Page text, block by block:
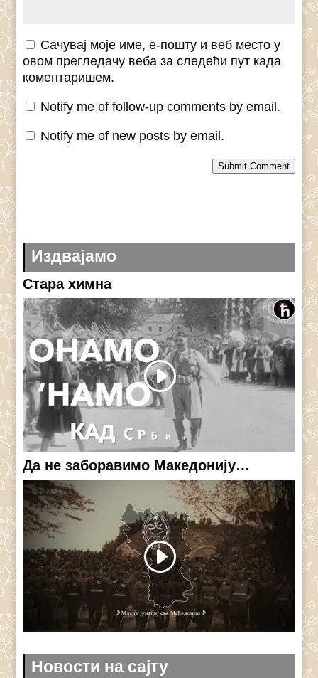
Сачувај моје име, е-пошту и веб место у
овом прегледачу веба за следећи пут када
коментаришем.
Notify me of follow-up comments by email.
Notify me of new posts by email.
Submit Comment
Издвајамо
Стара химна
Да не заборавимо Македонију…
Новости на сајту